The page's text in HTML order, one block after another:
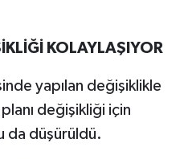
KOLAYLAŞIYOR
yapılan değişiklikle
değişikliği için
da düşürüldü.